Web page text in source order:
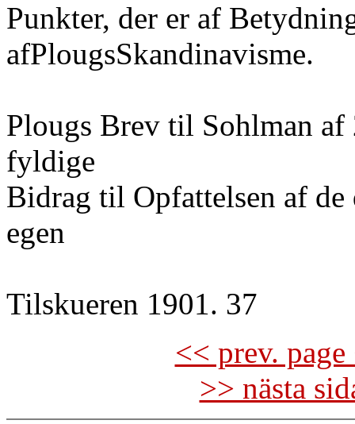
Punkter, der er af
afPlougsSkandinavisme.
Plougs Brev til Sohlman
fyldige
Bidrag til Opfattelsen af de
egen
Tilskueren 1901. 37
<< prev.
>> nästa